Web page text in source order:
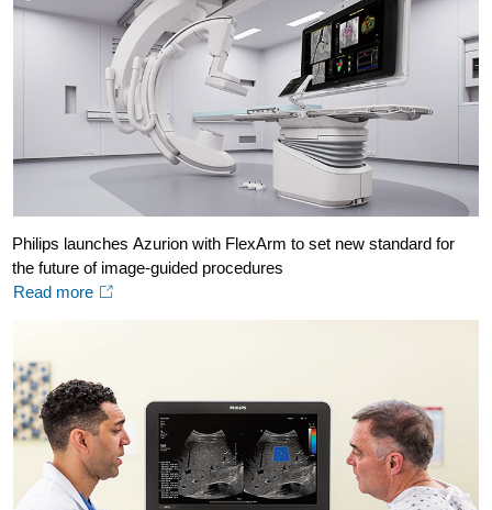
Philips launches Azurion with FlexArm to set new standard for
the future of image-guided procedures
Read more